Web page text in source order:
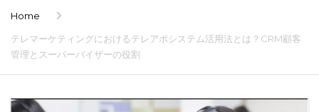
Home
テレマーケティングにおけるテレアポシステム活用法とは？CRM顧客
管理とスーパーバイザーの役割